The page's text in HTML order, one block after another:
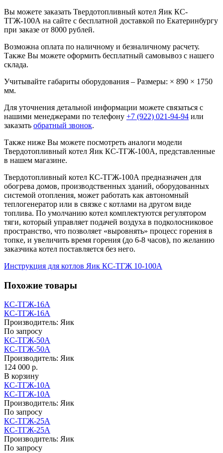
Вы можете заказать Твердотопливный котел Яик КС-
ТГЖ-100А на сайте с бесплатной доставкой по Екатеринбургу
при заказе от 8000 рублей.
Возможна оплата по наличному и безналичному расчету.
Также Вы можете оформить бесплатный самовывоз с нашего
склада.
Учитывайте габариты оборудования – Размеры: × 890 × 1750
мм.
Для уточнения детальной информации можете связаться с
нашими менеджерами по телефону +7 (922) 021-94-94 или
заказать обратный звонок.
Также ниже Вы можете посмотреть аналоги модели
Твердотопливный котел Яик КС-ТГЖ-100А, представленные
в нашем магазине.
Твердотопливный котел КС-ТГЖ-100А предназначен для
обогрева домов, производственных зданий, оборудованных
системой отопления, может работать как автономный
теплогенератор или в связке с котлами на другом виде
топлива. По умолчанию котел комплектуются регулятором
тяги, который управляет подачей воздуха в подколосниковое
пространство, что позволяет «выровнять» процесс горения в
топке, и увеличить время горения (до 6-8 часов), по желанию
заказчика котел поставляется без него.
Инструкция для котлов Яик КС-ТГЖ 10-100А
Похожие товары
КС-ТГЖ-16А
КС-ТГЖ-16А
Производитель: Яик
По запросу
КС-ТГЖ-50А
КС-ТГЖ-50А
Производитель: Яик
124 000 р.
В корзину
КС-ТГЖ-10А
КС-ТГЖ-10А
Производитель: Яик
По запросу
КС-ТГЖ-25А
КС-ТГЖ-25А
Производитель: Яик
По запросу